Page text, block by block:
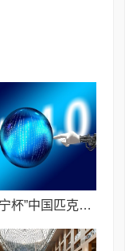
2026“李宁杯”中国匹克球巡回赛青少年赛-河南鹤壁站圆满落幕